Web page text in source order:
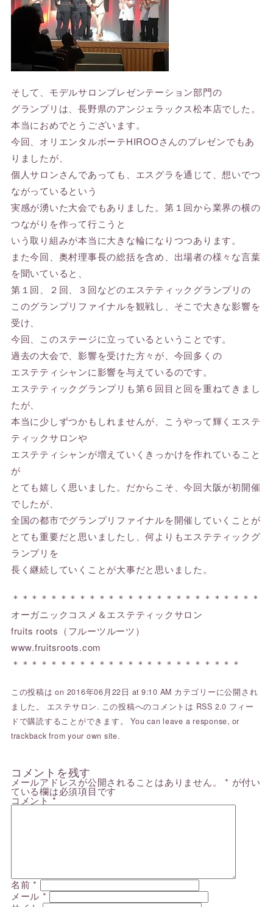
そして、モデルサロンプレゼンテーション部門の
グランプリは、長野県のアンジェラックス松本店でした。
本当におめでとうございます。
今回、オリエンタルボーテHIROOさんのプレゼンでもあ
りましたが、
個人サロンさんであっても、エスグラを通じて、想いでつ
ながっているという
実感が湧いた大会でもありました。第１回から業界の横の
つながりを作って行こうと
いう取り組みが本当に大きな輪になりつつあります。
また今回、奥村理事長の総括を含め、出場者の様々な言葉
を聞いていると、
第１回、２回、３回などのエステティックグランプリの
このグランプリファイナルを観戦し、そこで大きな影響を
受け、
今回、このステージに立っているということです。
過去の大会で、影響を受けた方々が、今回多くの
エステティシャンに影響を与えているのです。
エステティックグランプリも第６回目と回を重ねてきまし
たが、
本当に少しずつかもしれませんが、こうやって輝くエステ
ティックサロンや
エステティシャンが増えていくきっかけを作れていること
が
とても嬉しく思いました。だからこそ、今回大阪が初開催
でしたが、
全国の都市でグランプリファイナルを開催していくことが
とても重要だと思いましたし、何よりもエステティックグ
ランプリを
長く継続していくことが大事だと思いました。
＊＊＊＊＊＊＊＊＊＊＊＊＊＊＊＊＊＊＊＊＊＊＊＊＊＊
オーガニックコスメ＆エステティックサロン
fruits roots（フルーツルーツ）
www.fruitsroots.com
＊＊＊＊＊＊＊＊＊＊＊＊＊＊＊＊＊＊＊＊＊＊＊＊
この投稿は on 2016年06月22日 at 9:10 AM カテゴリーに公開され
ました。 エステサロン. この投稿へのコメントは RSS 2.0 フィー
ドで購読することができます。 You canleave a response, or
trackback from your own site.
コメントを残す
メールアドレスが公開されることはありません。 * が付い
ている欄は必須項目です
コメント*
名前*
メール *